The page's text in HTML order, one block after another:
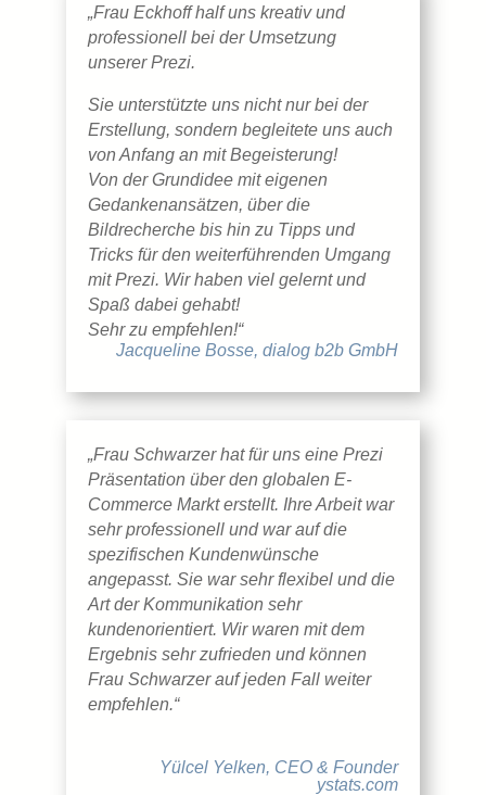
„Frau Eckhoff half uns kreativ und
professionell bei der Umsetzung
unserer Prezi.
Sie unterstützte uns nicht nur bei der
Erstellung, sondern begleitete uns auch
von Anfang an mit Begeisterung!
Von der Grundidee mit eigenen
Gedankenansätzen, über die
Bildrecherche bis hin zu Tipps und
Tricks für den weiterführenden Umgang
mit Prezi. Wir haben viel gelernt und
Spaß dabei gehabt!
Sehr zu empfehlen!“
Jacqueline Bosse, dialog b2b GmbH
„Frau Schwarzer hat für uns eine Prezi
Präsentation über den globalen E-
Commerce Markt erstellt. Ihre Arbeit war
sehr professionell und war auf die
spezifischen Kundenwünsche
angepasst. Sie war sehr flexibel und die
Art der Kommunikation sehr
kundenorientiert. Wir waren mit dem
Ergebnis sehr zufrieden und können
Frau Schwarzer auf jeden Fall weiter
empfehlen.“
Yülcel Yelken, CEO & Founder
ystats.com